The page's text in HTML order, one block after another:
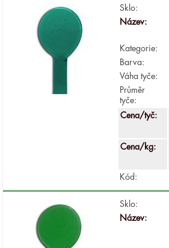
Sklo:
Název:
Kategorie:
Barva:
Váha tyče:
Průměr
tyče:
Cena/tyč:
Cena/kg:
Kód:
Sklo:
Název: